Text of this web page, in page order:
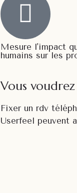
Mesure l'impact
humains sur les
Vous
Fixer un rdv
Userfeel peuvent